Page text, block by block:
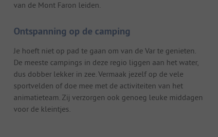
van de Mont Faron leiden.
Ontspanning op de camping
Je hoeft niet op pad te gaan om van de Var te genieten.
De meeste campings in deze regio liggen aan het water,
dus dobber lekker in zee. Vermaak jezelf op de vele
sportvelden of doe mee met de activiteiten van het
animatieteam. Zij verzorgen ook genoeg leuke middagen
voor de kleintjes.